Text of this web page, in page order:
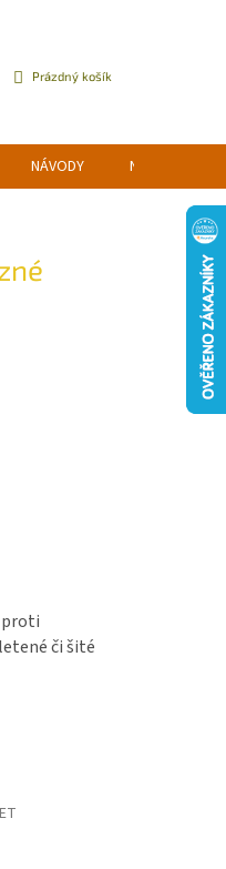
NÁKUPNÍ
Prázdný košík
NÁVODY NAPIŠTE NÁM
proti
či šité